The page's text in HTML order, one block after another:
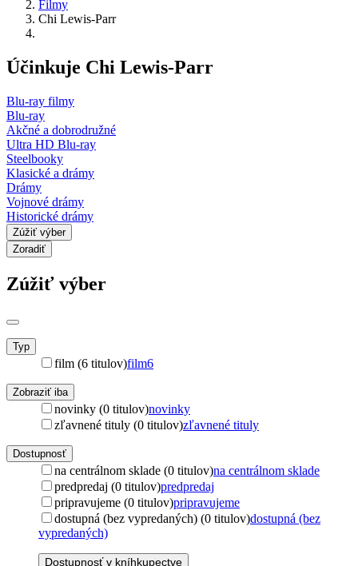
Filmy
Chi Lewis-Parr
Účinkuje Chi Lewis-Parr
Blu-ray filmy
Blu-ray
Akčné a dobrodružné
Ultra HD Blu-ray
Steelbooky
Klasické a drámy
Drámy
Vojnové drámy
Historické drámy
Zúžiť výber
Zoradiť
Zúžiť výber
Typ
film (6 titulov)film6
Zobraziť iba
novinky (0 titulov)novinky
zľavnené tituly (0 titulov)zľavnené tituly
Dostupnosť
na centrálnom sklade (0 titulov)na centrálnom sklade
predpredaj (0 titulov)predpredaj
pripravujeme (0 titulov)pripravujeme
dostupná (bez vypredaných) (0 titulov)dostupná (bez
vypredaných)
Dostupnosť v kníhkupectve